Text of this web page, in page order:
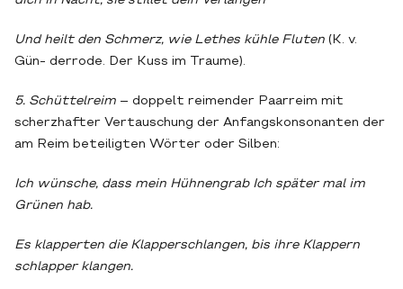
Und heilt den Schmerz, wie Lethes kühle Fluten (K. v.
Gün- derrode. Der Kuss im Traume).
5. Schüttelreim – doppelt reimender Paarreim mit
scherzhafter Vertauschung der Anfangskonsonanten der
am Reim beteiligten Wörter oder Silben:
Ich wünsche, dass mein Hühnengrab Ich später mal im
Grünen hab.
Es klapperten die Klapperschlangen, bis ihre Klappern
schlapper klangen.